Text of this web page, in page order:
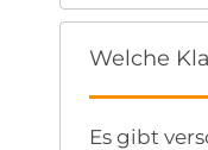
Welche
Es gibt